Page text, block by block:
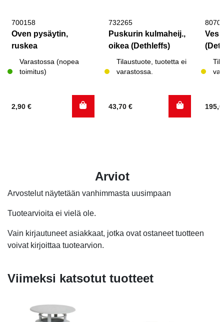
700158
Oven pysäytin,
ruskea
Varastossa (nopea
toimitus)
2,90 €
732265
Puskurin kulmaheij.,
oikea (Dethleffs)
Tilaustuote, tuotetta ei
varastossa.
43,70 €
Arviot
Arvostelut näytetään vanhimmasta uusimpaan
Tuotearvioita ei vielä ole.
Vain kirjautuneet asiakkaat, jotka ovat ostaneet tuotteen
voivat kirjoittaa tuotearvion.
Viimeksi katsotut tuotteet